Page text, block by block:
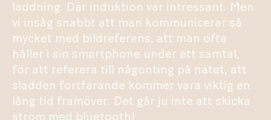
laddning. Där induktion var intressant. Men
vi insåg snabbt att man kommunicerar så
mycket med bildreferens, att man ofta
håller i sin smartphone under ett samtal,
för att referera till någonting på nätet, att
sladden fortfarande kommer vara viktig en
lång tid framöver. Det går ju inte att skicka
ström med bluetooth!